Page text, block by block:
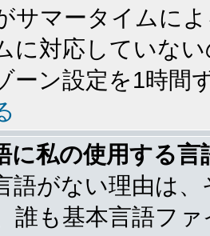
サマータイムに
に対応していな
ーン設定を1時間
に私の使用する
語がない理由は
誰も基本言語フ